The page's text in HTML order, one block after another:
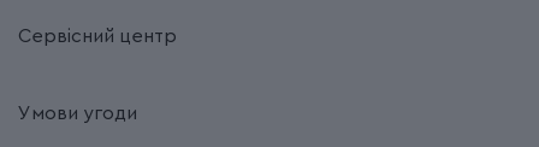
Сервісний центр
Умови угоди